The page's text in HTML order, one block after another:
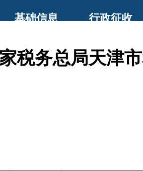
基础信息 行政征收
税务总局天津